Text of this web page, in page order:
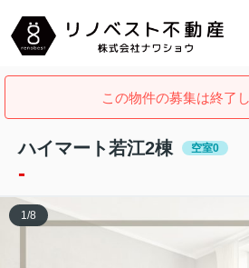
この物件の募集は終了し
ハイマート若江2棟 空室0
-
1 /8